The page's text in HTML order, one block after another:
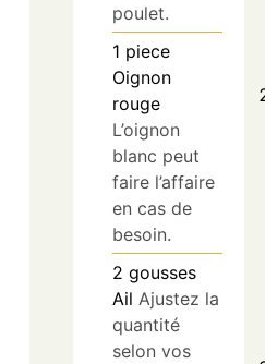
L’oignon
blanc peut
faire l’affaire
en cas de
besoin.
2 gousses
Ail Ajustez la
quantité
selon vos
préférences.
50 g
Parmesan
(râpé) Optez